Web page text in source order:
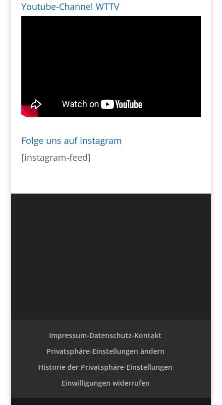
Youtube-Channel WTTV
Folge uns auf Instagram
[instagram-feed]
Impressum-Datenschutz-Kontakt
Privatsphäre-Einstellungen ändern
Historie der Privatsphäre-Einstellungen
Einwilligungen widerrufen